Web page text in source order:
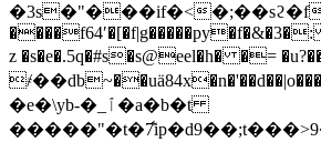
�3s�"���if�<�;��sϩ�f
z �s�e�.5q�#s�s@eel�h� �=
�e�\yb-�_ٱ�a�b�t